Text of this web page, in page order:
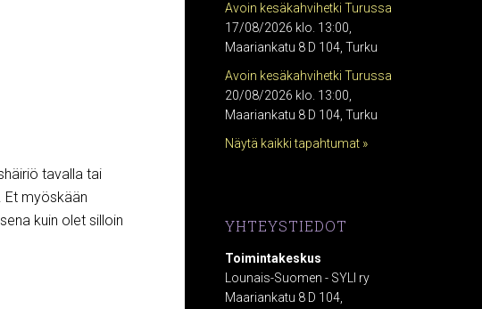
tavalla tai
Et myöskään
kuin olet silloin
Avoin kesäkahvihetki Turussa
17/08/2026 klo. 13:00,
Maariankatu 8 D 104, Turku
Avoin kesäkahvihetki Turussa
20/08/2026 klo. 13:00,
Maariankatu 8 D 104, Turku
Näytä kaikki tapahtumat »
YHTEYSTIEDOT
Toimintakeskus
Lounais-Suomen - SYLI ry
Maariankatu 8 D 104,